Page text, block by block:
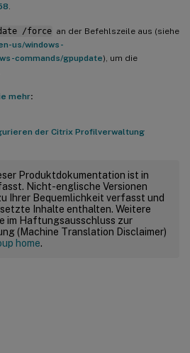
/force an der Befehlszeile aus (siehe
us/windows-
commands/gpupdate), um die
mehr:
Produktdokumentation ist in
Nicht-englische Versionen
Ihrer Bequemlichkeit verfasst und
Inhalte enthalten. Weitere
im Haftungsausschluss zur
(Machine Translation Disclaimer)
home.